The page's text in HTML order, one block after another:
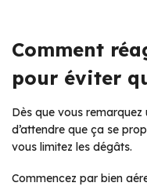
Comment
pour éviter
Dès que vous
d’attendre que ça se
vous limitez les dégâts.
Commencez par bien